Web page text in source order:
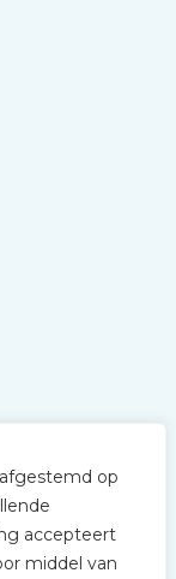
op
accepteert
middel van